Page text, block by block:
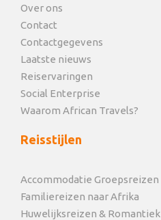
Over ons
Contact
Contactgegevens
Laatste nieuws
Reiservaringen
Social Enterprise
Waarom African Travels?
Reisstijlen
Accommodatie Groepsreizen
Familiereizen naar Afrika
Huwelijksreizen & Romantiek